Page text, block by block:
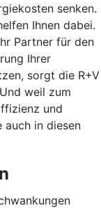
senken.
Ihnen dabei.
Partner für den
Ihrer
sorgt die R+V
weil zum
und
auch in diesen